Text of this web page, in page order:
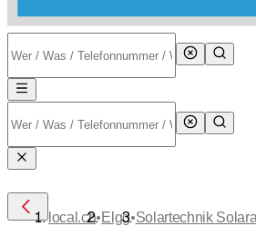
local.ch•Elgg•Solartechnik